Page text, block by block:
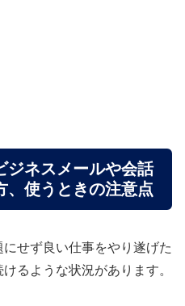
ジネスメールや会話
、使うときの注意点
せず良い仕事をやり遂げた
るような状況があります。